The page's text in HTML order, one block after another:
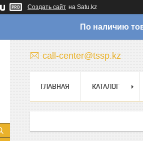
Создать сайт на Satu.kz
По наличию
call-center@tssp.kz
ГЛАВНАЯ КАТАЛОГ